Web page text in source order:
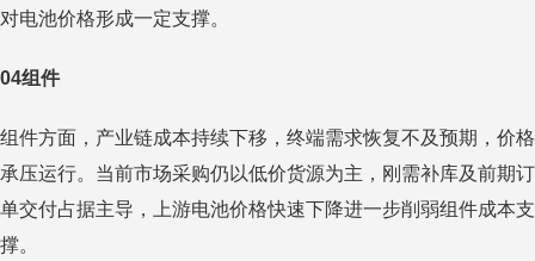
对电池价格形成一定支撑。
04组件
组件方面，产业链成本持续下移，终端需求恢复不及预期，价格
承压运行。当前市场采购仍以低价货源为主，刚需补库及前期订
单交付占据主导，上游电池价格快速下降进一步削弱组件成本支
撑。